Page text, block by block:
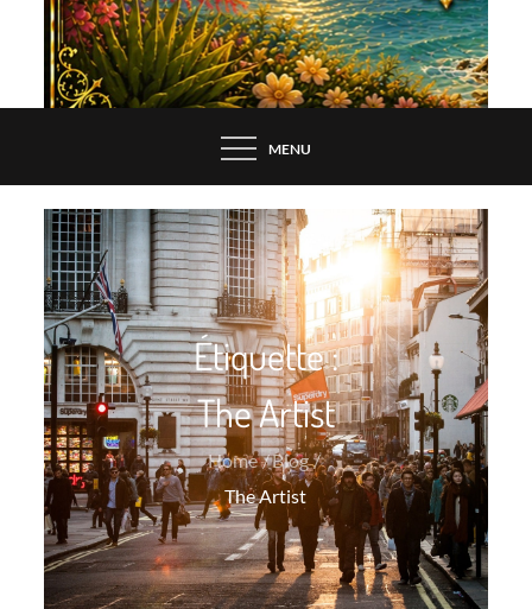
MENU
Étiquette :
The Artist
Home
Blog
The Artist